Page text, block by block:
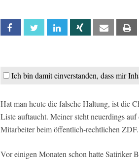
Facebook Twitter Linkedin Xing Email
Ich bin damit einverstanden, dass mir
Hat man heute die falsche Haltung, ist die
Liste auftaucht. Meiner steht neuerdings
Mitarbeiter beim öffentlich-rechtlichen ZDF.
Vor einigen Monaten schon hatte Satiriker